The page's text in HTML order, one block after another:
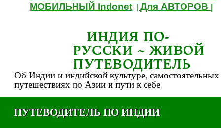
МОБИЛЬНЫЙ Indonet |Для АВТОРОВ
ИНДИЯ ПО-
РУССКИ ~ ЖИВОЙ
ПУТЕВОДИТЕЛЬ
Об Индии и индийской культуре, самостоятельных
путешествиях по Азии и пути к себе
ПУТЕВОДИТЕЛЬ ПО ИНДИИ